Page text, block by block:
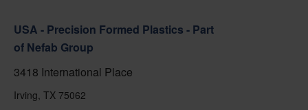
USA - Precision Formed Plastics - Part
of Nefab Group
3418 International Place
Irving, TX 75062